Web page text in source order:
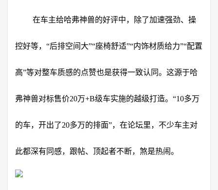
在车主给哈弗神兽的好评中，除了加速强劲、操
控好等，“后排空间大”“座椅舒适”“内饰材质给力”“配置
高”等对整车质感的点赞也是获得一致认同。这源于哈
弗神兽对标售价20万+B级车实施的越级打造。“10多万
的车，开出了20多万的排面”，在论坛里，不少车主对
此都深有同感，跟帖、顶起者不断，煞是热闹。